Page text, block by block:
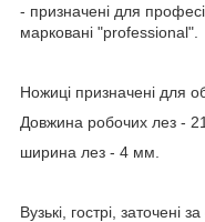
- призначені для
марковані "professional".
Ножиці призначені для
Довжина робочих лез -
ширина лез - 4 мм.
Вузькі, гострі, заточені